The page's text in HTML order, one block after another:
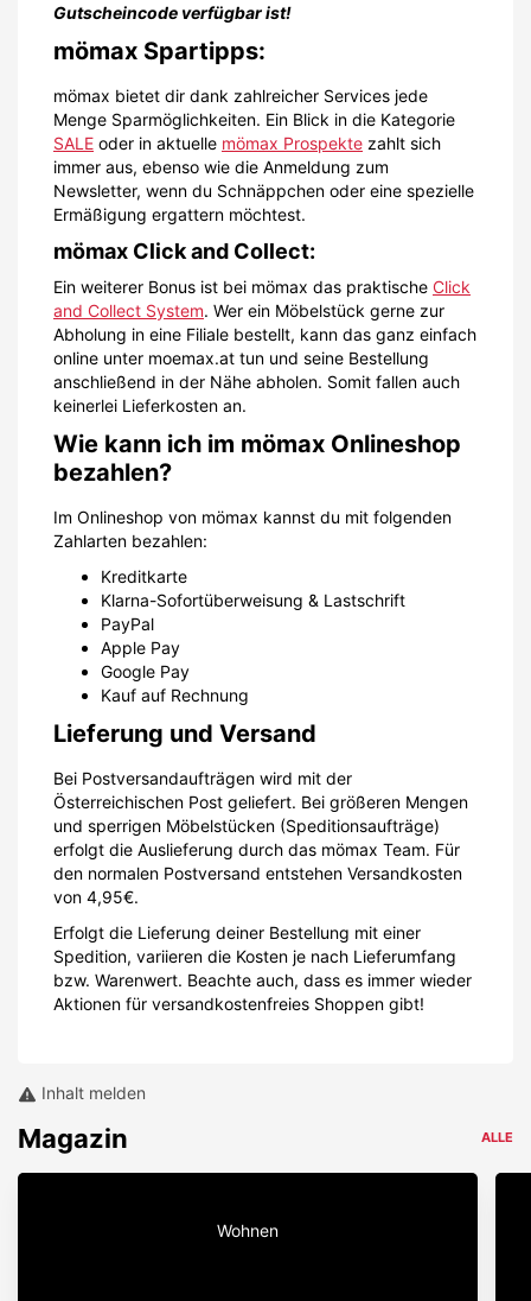
Gutscheincode verfügbar ist!
mömax Spartipps:
mömax bietet dir dank zahlreicher Services jede
Menge Sparmöglichkeiten. Ein Blick in die Kategorie
SALE oder in aktuelle mömax Prospekte zahlt sich
immer aus, ebenso wie die Anmeldung zum
Newsletter, wenn du Schnäppchen oder eine spezielle
Ermäßigung ergattern möchtest.
mömax Click and Collect:
Ein weiterer Bonus ist bei mömax das praktische Click
and Collect System. Wer ein Möbelstück gerne zur
Abholung in eine Filiale bestellt, kann das ganz einfach
online unter moemax.at tun und seine Bestellung
anschließend in der Nähe abholen. Somit fallen auch
keinerlei Lieferkosten an.
Wie kann ich im mömax Onlineshop
bezahlen?
Im Onlineshop von mömax kannst du mit folgenden
Zahlarten bezahlen:
Kreditkarte
Klarna-Sofortüberweisung & Lastschrift
PayPal
Apple Pay
Google Pay
Kauf auf Rechnung
Lieferung und Versand
Bei Postversandaufträgen wird mit der
Österreichischen Post geliefert. Bei größeren Mengen
und sperrigen Möbelstücken (Speditionsaufträge)
erfolgt die Auslieferung durch das mömax Team. Für
den normalen Postversand entstehen Versandkosten
von 4,95€.
Erfolgt die Lieferung deiner Bestellung mit einer
Spedition, variieren die Kosten je nach Lieferumfang
bzw. Warenwert. Beachte auch, dass es immer wieder
Aktionen für versandkostenfreies Shoppen gibt!
Inhalt melden
Magazin ALLE
Wohnen